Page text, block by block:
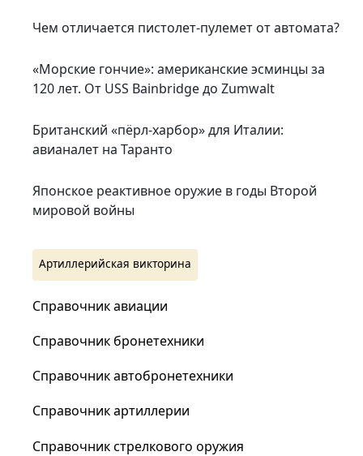
Чем отличается пистолет-пулемет от автомата?
«Морские гончие»: американские эсминцы за
120 лет. От USS Bainbridge до Zumwalt
Британский «пёрл-харбор» для Италии:
авианалет на Таранто
Японское реактивное оружие в годы Второй
мировой войны
Артиллерийская викторина
Справочник авиации
Справочник бронетехники
Справочник автобронетехники
Справочник артиллерии
Справочник стрелкового оружия